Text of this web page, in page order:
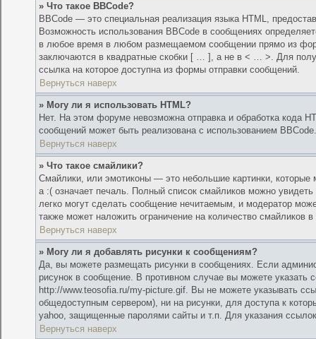
» Что такое BBCode?
BBCode — это специальная реализация языка HTML,
Возможность использования BBCode в сообщениях
в любое время в любом размещаемом сообщении прямо из
заключаются в квадратные скобки [ … ], а не в < … >. Для
ссылка на которое доступна из формы отправки сообщений.
Вернуться наверх
» Могу ли я использовать HTML?
Нет. На этом форуме невозможна отправка и обработка кода
сообщений может быть реализована с использованием
Вернуться наверх
» Что такое смайлики?
Смайлики, или эмотиконы — это небольшие картинки,
а :( означает печаль. Полный список смайликов можно
легко могут сделать сообщение нечитаемым, и модератор
также может наложить ограничение на количество смайликов
Вернуться наверх
» Могу ли я добавлять рисунки к сообщениям?
Да, вы можете размещать рисунки в сообщениях. Если
рисунок в сообщение. В противном случае вы можете
http://www.teosofia.ru/my-picture.gif. Вы не можете указывать
общедоступным сервером), ни на рисунки, для доступа к
yahoo, защищенные паролями сайты и т.п. Для указания
Вернуться наверх